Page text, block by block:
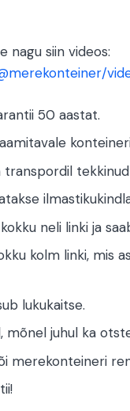
nagu siin videos:
50 aastat.
tekkinud
neli linki ja
kolm linki, mis
lukukaitse.
mõnel juhul ka
merekonteineri